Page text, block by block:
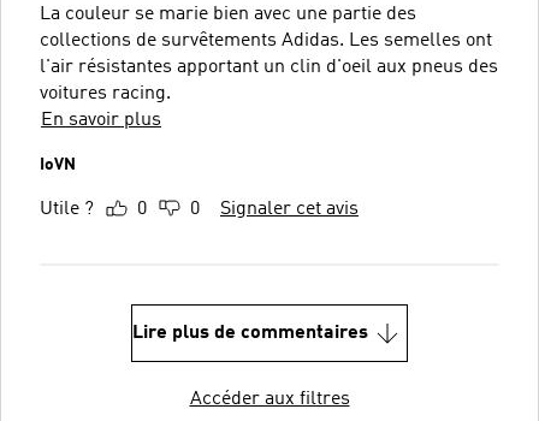
La couleur se marie bien avec une partie des
collections de survêtements Adidas. Les semelles ont
l'air résistantes apportant un clin d'oeil aux pneus des
voitures racing.
En savoir plus
IoVN
Utile ? 0 0 Signaler cet avis
Lire plus de commentaires
Accéder aux filtres